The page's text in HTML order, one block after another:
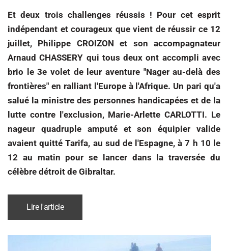
Et deux trois challenges réussis ! Pour cet esprit
indépendant et courageux que vient de réussir ce 12
juillet, Philippe CROIZON et son accompagnateur
Arnaud CHASSERY qui tous deux ont accompli avec
brio le 3e volet de leur aventure "Nager au-delà des
frontières" en ralliant l'Europe à l'Afrique. Un pari qu'a
salué la ministre des personnes handicapées et de la
lutte contre l'exclusion, Marie-Arlette CARLOTTI. Le
nageur quadruple amputé et son équipier valide
avaient quitté Tarifa, au sud de l'Espagne, à 7 h 10 le
12 au matin pour se lancer dans la traversée du
célèbre détroit de Gibraltar.
Lire l'article